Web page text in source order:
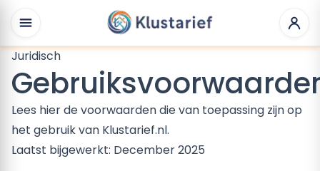
Juridisch
Lees hier de voorwaarden die van toepassing zijn op
het gebruik van Klustarief.nl.
Laatst bijgewerkt: December 2025